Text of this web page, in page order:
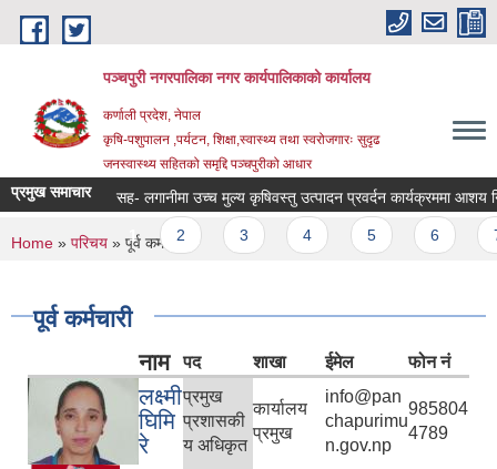
Skip to main content
पञ्चपुरी नगरपालिका नगर कार्यपालिकाको कार्यालय
कर्णाली प्रदेश, नेपाल
कृषि-पशुपालन ,पर्यटन, शिक्षा,स्वास्थ्य तथा स्वरोजगारः सुदृढ
जनस्वास्थ्य सहितको समृद्दि पञ्चपुरीको आधार
प्रमुख समाचारसह- लगानीमा उच्च मुल्य कृषिवस्तु उत्पादन प्रवर्दन कार्यक्रममा आशय निवेदन
Pages
1 2
You are here
Home » परिचय » पूर्व कर्मचारी
पूर्व कर्मचारी
नाम पद शाखा ईमेल फोन नं
लक्ष्मी
घिमि
रे
प्रमुख
प्रशासकी
य अधिकृत
कार्यालय
प्रमुख
info@pan
chapurimu
n.gov.np
985804
4789